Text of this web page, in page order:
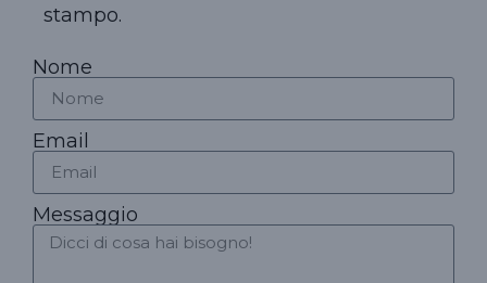
stampo.
Nome
Email
Messaggio